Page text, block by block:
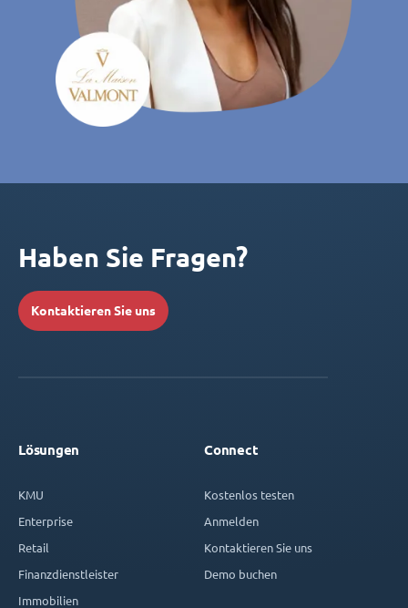
Haben Sie Fragen?
Kontaktieren Sie uns
Lösungen
KMU
Enterprise
Retail
Finanzdienstleister
Immobilien
Connect
Kostenlos testen
Anmelden
Kontaktieren Sie uns
Demo buchen